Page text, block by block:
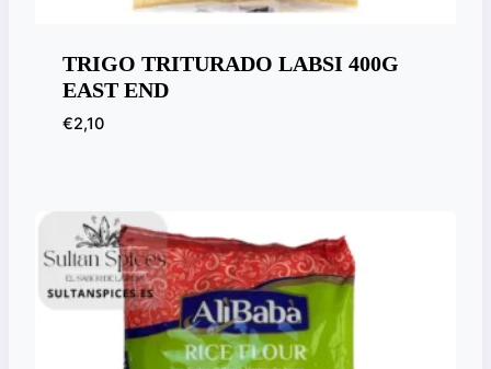
TRIGO TRITURADO LABSI 400G
EAST END
€2,10